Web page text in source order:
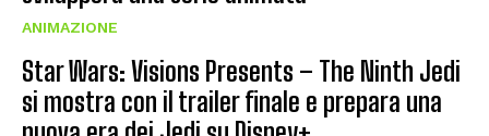
ANIMAZIONE
Star Wars: Visions Presents – The Ninth Jedi
si mostra con il trailer finale e prepara una